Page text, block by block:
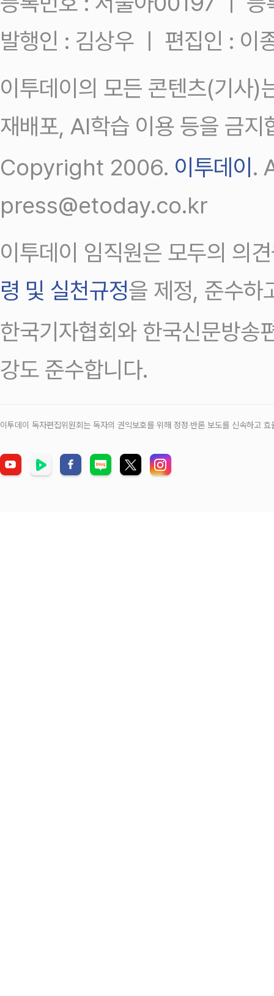
발행인 : 김상우 ㅣ 편집인 : 이
이투데이의 모든 콘텐츠(기사)
재배포, AI학습 이용 등을 금지
Copyright 2006. 이투데이 .
press@etoday.co.kr
이투데이 임직원은 모두의 의
령 및 실천규정을 제정, 준수하
한국기자협회와 한국신문방송
강도 준수합니다.
이투데이 독자편집위원회는 독자의 권익보호를 위해 정정‧반론 보도를 신속하고